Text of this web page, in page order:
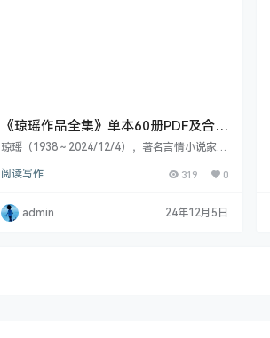
《琼瑶作品全集》单本60册PDF及合订
本
琼瑶（1938～2024/12/4），著名言情小说家、
1938年生于四川成都，1949年，随父陈致平由
岁时以心如为笔名发表小说《云影》，25岁时出
版《窗外》成名。代表作有《烟雨濛濛》《还珠
阅读写作 319 0
admin 24年12月5日